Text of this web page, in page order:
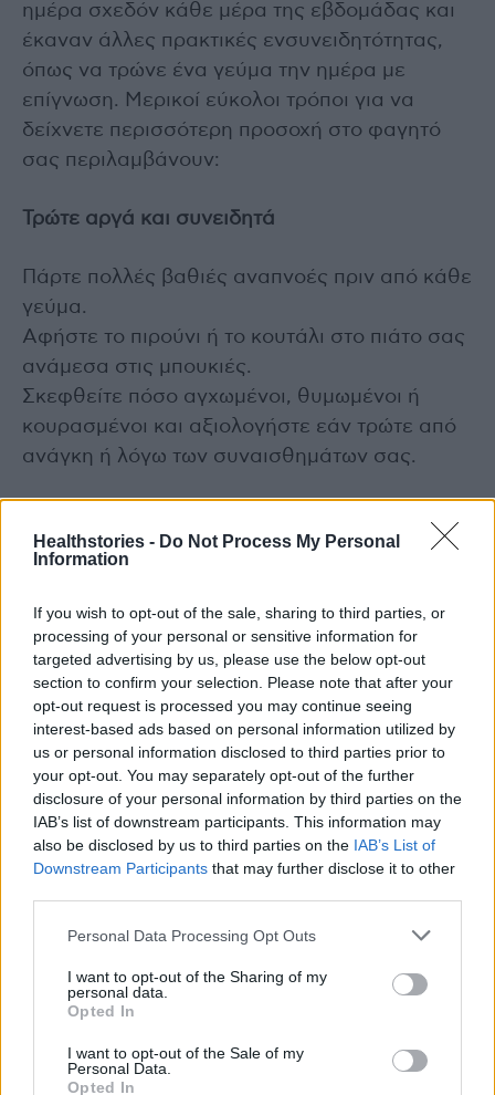
Healthstories - Do Not Process My Personal
Information
If you wish to opt-out of the sale, sharing to third parties, or
processing of your personal or sensitive information for
targeted advertising by us, please use the below opt-out
section to confirm your selection. Please note that after your
opt-out request is processed you may continue seeing
interest-based ads based on personal information utilized by
us or personal information disclosed to third parties prior to
your opt-out. You may separately opt-out of the further
disclosure of your personal information by third parties on the
IAB’s list of downstream participants. This information may
also be disclosed by us to third parties on the IAB’s List of
Downstream Participants that may further disclose it to other
Personal Data Processing Opt Outs
I want to opt-out of the Sharing of my
personal data.
Opted In
I want to opt-out of the Sale of my
Personal Data.
Opted In
ημέρα σχεδόν κάθε μέρα της εβδομάδας και
έκαναν άλλες πρακτικές ενσυνειδητότητας,
όπως να τρώνε ένα γεύμα την ημέρα με
επίγνωση. Μερικοί εύκολοι τρόποι για να
δείχνετε περισσότερη προσοχή στο φαγητό
σας περιλαμβάνουν:
Τρώτε αργά και συνειδητά
Πάρτε πολλές βαθιές αναπνοές πριν από κάθε
γεύμα.
Αφήστε το πιρούνι ή το κουτάλι στο πιάτο σας
ανάμεσα στις μπουκιές.
Σκεφθείτε πόσο αγχωμένοι, θυμωμένοι ή
κουρασμένοι και αξιολογήστε εάν τρώτε από
ανάγκη ή λόγω των συναισθημάτων σας.
τηλεόραση ή το τηλέφωνό σας. Αντίθετα,
δοκιμάστε να φάτε στο τραπέζι της κουζίνας ή
της τραπεζαρίας.
Αλλάξτε διαδρομή
Αν νιώθετε άγχος, μην περάσετε από το
αγαπημένο σας φαστ φουντ στο δρόμο για το
σπίτι. Είναι σημαντικό να μετατοπίσετε τη
σκέψη σας προς μη τροφικούς τρόπους
αποσυμπίεσης.
Κατατίθεται στη Βουλή η τροπολογία για τις
τις κάνουν